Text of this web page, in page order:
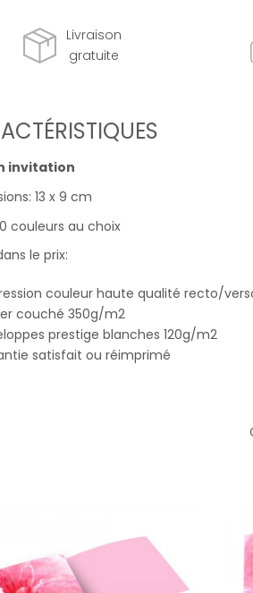
Livraison
gratuite
invitation
13 x 9 cm
couleurs au choix
le prix:
couleur haute qualité recto/
couché 350g/m2
prestige blanches 120g/m2
satisfait ou réimprimé